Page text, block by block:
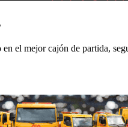
el mejor cajón de partida,